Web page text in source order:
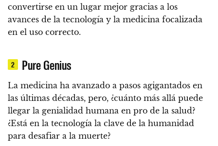
convertirse en un lugar mejor gracias a los
avances de la tecnología y la medicina focalizada
en el uso correcto.
2 Pure Genius
La medicina ha avanzado a pasos agigantados en
las últimas décadas, pero, ¿cuánto más allá puede
llegar la genialidad humana en pro de la salud?
¿Está en la tecnología la clave de la humanidad
para desafiar a la muerte?